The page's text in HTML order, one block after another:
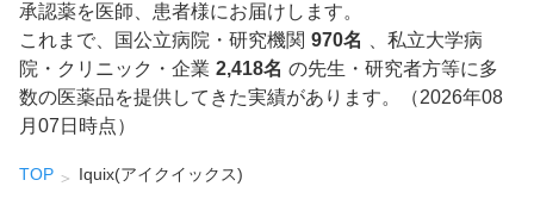
承認薬を医師、患者様にお届けします。
これまで、国公立病院・研究機関 970名
、私立大学病
院・クリニック・企業 2,418名 の先生・研究者方等に多
数の医薬品を提供してきた実績があります。（2026年08
月07日時点）
TOP Iquix(アイクイックス)